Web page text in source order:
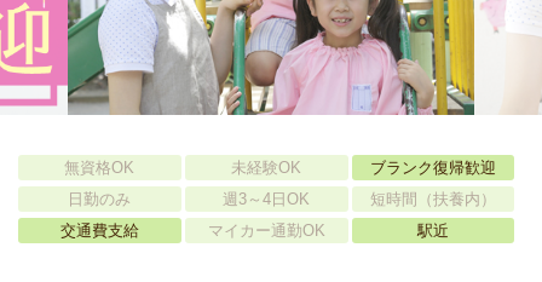
無資格OK 未経験OK
ブランク復帰歓迎
日勤のみ
週3～4日OK
短時間（扶養内）
交通費支給
マイカー通勤OK 駅近